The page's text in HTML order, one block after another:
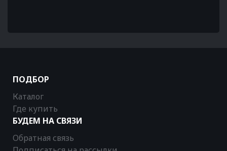
ПОДБОР
Каталог
Где купить
БУДЕМ НА СВЯЗИ
Обратная связь